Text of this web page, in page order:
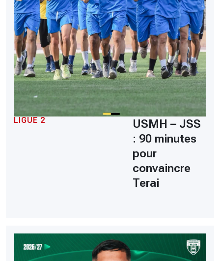
LIGUE 2
USMH – JSS
: 90 minutes
pour
convaincre
Terai